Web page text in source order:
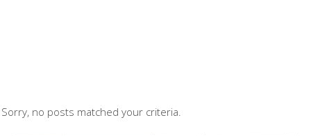
Sorry, no posts matched your criteria.